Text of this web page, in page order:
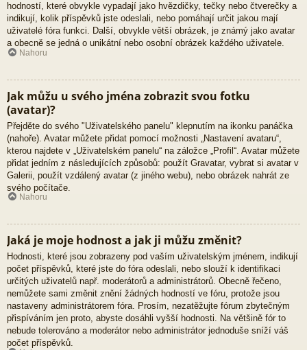
hodností, které obvykle vypadají jako hvězdičky, tečky nebo čtverečky a
indikují, kolik příspěvků jste odeslali, nebo pomáhají určit jakou mají
uživatelé fóra funkci. Další, obvykle větší obrázek, je známý jako avatar
a obecně se jedná o unikátní nebo osobní obrázek každého uživatele.
Nahoru
Jak můžu u svého jména zobrazit svou fotku
(avatar)?
Přejděte do svého "Uživatelského panelu" klepnutím na ikonku panáčka
(nahoře). Avatar můžete přidat pomocí možnosti „Nastavení avataru“,
kterou najdete v „Uživatelském panelu“ na záložce „Profil“. Avatar můžete
přidat jedním z následujících způsobů: použít Gravatar, vybrat si avatar v
Galerii, použít vzdálený avatar (z jiného webu), nebo obrázek nahrát ze
svého počítače.
Nahoru
Jaká je moje hodnost a jak ji můžu změnit?
Hodnosti, které jsou zobrazeny pod vaším uživatelským jménem, indikují
počet příspěvků, které jste do fóra odeslali, nebo slouží k identifikaci
určitých uživatelů např. moderátorů a administrátorů. Obecně řečeno,
nemůžete sami změnit znění žádných hodností ve fóru, protože jsou
nastaveny administrátorem fóra. Prosím, nezatěžujte fórum zbytečným
přispíváním jen proto, abyste dosáhli vyšší hodnosti. Na většině fór to
nebude tolerováno a moderátor nebo administrátor jednoduše sníží váš
počet příspěvků.